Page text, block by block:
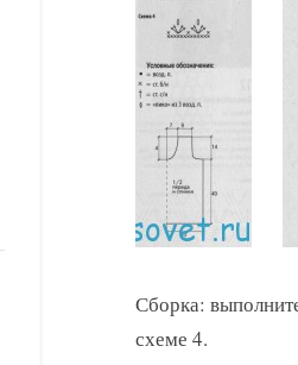
Сборка:
схеме 4.